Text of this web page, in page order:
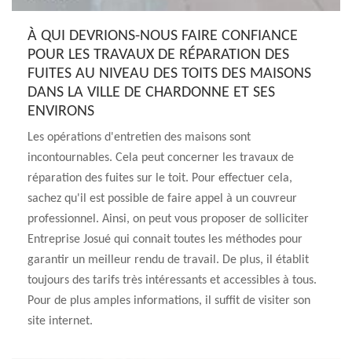
À QUI DEVRIONS-NOUS FAIRE CONFIANCE
POUR LES TRAVAUX DE RÉPARATION DES
FUITES AU NIVEAU DES TOITS DES MAISONS
DANS LA VILLE DE CHARDONNE ET SES
ENVIRONS
Les opérations d'entretien des maisons sont
incontournables. Cela peut concerner les travaux de
réparation des fuites sur le toit. Pour effectuer cela,
sachez qu'il est possible de faire appel à un couvreur
professionnel. Ainsi, on peut vous proposer de solliciter
Entreprise Josué qui connait toutes les méthodes pour
garantir un meilleur rendu de travail. De plus, il établit
toujours des tarifs très intéressants et accessibles à tous.
Pour de plus amples informations, il suffit de visiter son
site internet.